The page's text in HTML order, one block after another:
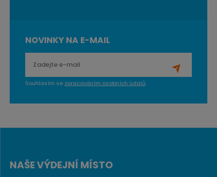
NOVINKY NA E-MAIL
Souhlasím se zpracováním osobních údajů.
NAŠE VÝDEJNÍ MÍSTO